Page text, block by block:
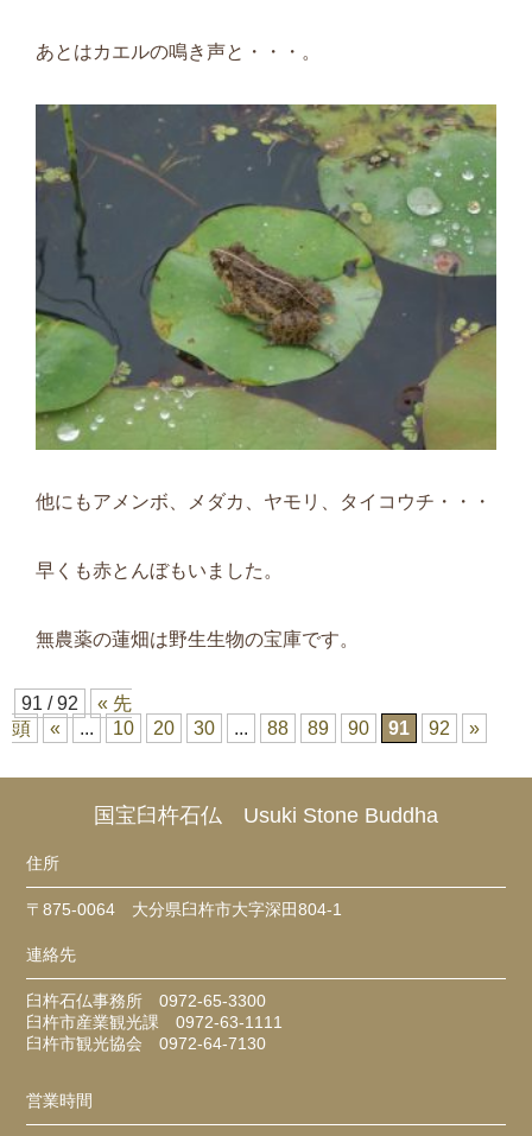
あとはカエルの鳴き声と・・・。
他にもアメンボ、メダカ、ヤモリ、タイコウチ・・・
早くも赤とんぼもいました。
無農薬の蓮畑は野生生物の宝庫です。
91 / 92
« 先
頭
« ... 10 20 30 ... 88 89 90 91 92 »
国宝臼杵石仏 Usuki Stone Buddha
住所
〒875-0064 大分県臼杵市大字深田804-1
連絡先
臼杵石仏事務所 0972-65-3300
臼杵市産業観光課 0972-63-1111
臼杵市観光協会 0972-64-7130
営業時間